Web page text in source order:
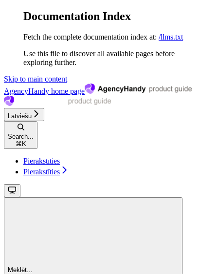
Documentation Index
Fetch the complete documentation index at: /llms.txt
Use this file to discover all available pages before
exploring further.
Skip to main content
AgencyHandy home page
Latviešu
Search...
⌘ K
Pierakstīties
Pierakstīties
Meklēt...